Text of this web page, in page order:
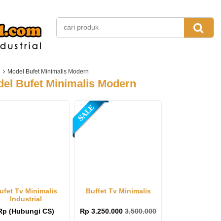
Model Bufet Minimalis Modern
Bufet Minimalis Modern
Tv Minimalis
Industrial
(Hubungi CS)
Buffet Tv Minimalis
Rp 3.250.000 3.500.000